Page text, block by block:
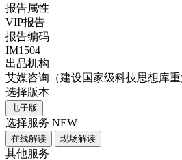
报告属性
VIP报告
报告编码
IM1504
出品机构
艾媒咨询（建设国家级科技思想库重
选择版本
电子版
选择服务 NEW
在线解读 现场解读
其他服务